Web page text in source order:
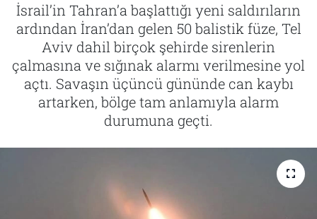
İsrail’in Tahran’a başlattığı yeni saldırıların
ardından İran’dan gelen 50 balistik füze, Tel
Aviv dahil birçok şehirde sirenlerin
çalmasına ve sığınak alarmı verilmesine yol
açtı. Savaşın üçüncü gününde can kaybı
artarken, bölge tam anlamıyla alarm
durumuna geçti.
Özel Haber
Tercüme
İktibas
Büyük Doğu-İbda
Özel Haber
Tercüme
İktibas
Büyük Doğu-İbda
Süper Lig Puan Durumu ve Fikstür
Tüm Manşetler
Son Dakika Haberleri
Haber Arşivi